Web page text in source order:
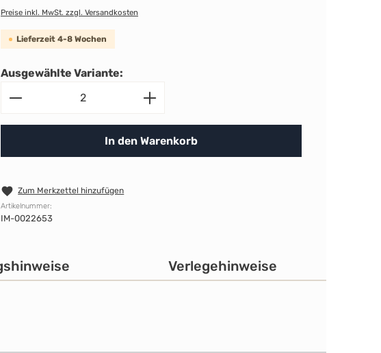
Preise inkl. MwSt. zzgl. Versandkosten
Lieferzeit 4-8 Wochen
Ausgewählte Variante:
Produkt Anzahl: Gib den gewünschten Wert ein
In den Warenkorb
Zum Merkzettel hinzufügen
Artikelnummer:
IM-0022653
Verlegehinweise